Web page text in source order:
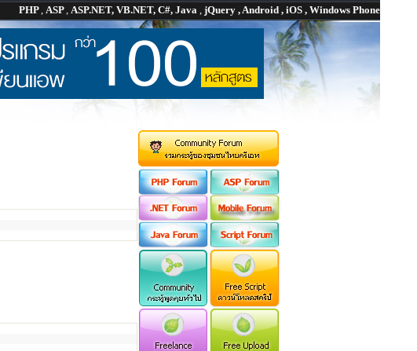
PHP, ASP, ASP.NET, VB.NET, C#, Java , jQuery , Android , iOS , Windows Phone